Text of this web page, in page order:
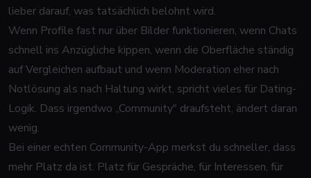
lieber darauf, was tatsächlich belohnt wird.
Wenn Profile fast nur über Bilder funktionieren, wenn Chats
schnell ins Anzügliche kippen, wenn die Oberfläche ständig
auf Vergleichen aufbaut und wenn Moderation eher nach
Notlösung als nach Haltung wirkt, spricht vieles für Dating-
Logik. Dass irgendwo „Community" draufsteht, ändert daran
wenig.
Bei einer echten Community-App merkst du schneller, dass
mehr Platz da ist. Platz für Gespräche, für Interessen, für